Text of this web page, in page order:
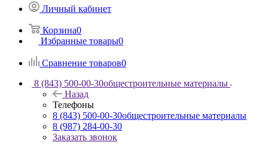
Личный кабинет
Корзина0
Избранные товары0
Сравнение товаров0
8 (843) 500-00-30общестроительные материалы
Назад
Телефоны
8 (843) 500-00-30общестроительные материалы
8 (987) 284-00-30
Заказать звонок